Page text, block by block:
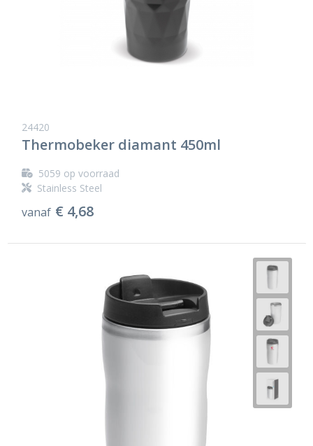
24420
Thermobeker diamant 450ml
5059 op voorraad
Stainless Steel
vanaf € 4,68